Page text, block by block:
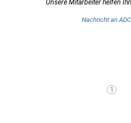
Unsere Mitarbeiter helfen
Nachricht an
1